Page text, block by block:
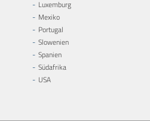
Luxemburg
Mexiko
Portugal
Slowenien
Spanien
Südafrika
USA